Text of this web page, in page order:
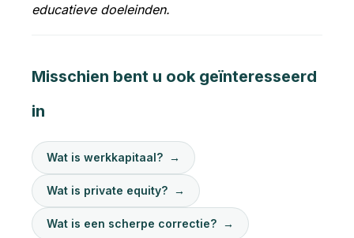
educatieve doeleinden.
Misschien bent u ook geïnteresseerd
in
Wat is werkkapitaal? →
Wat is private equity? →
Wat is een scherpe correctie? →